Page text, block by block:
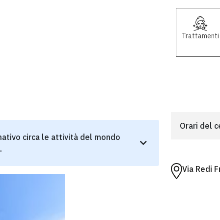
Trattamenti
circa le attività del mondo
Orari del
Via Redi